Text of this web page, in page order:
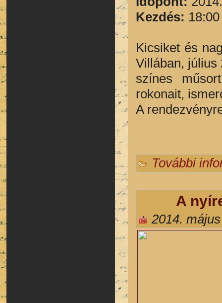
Kezdés: 18:00
Kicsiket és
Villában,
színes
rokonait,
A
További
A
2014.